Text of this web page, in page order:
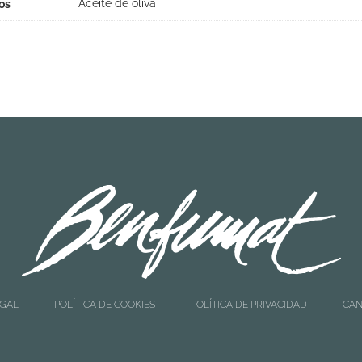
Aceite de oliva
POLÍTICA DE COOKIES POLÍTICA DE PRIVACIDAD